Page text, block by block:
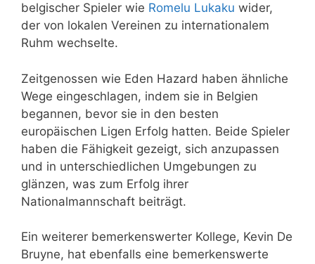
belgischer Spieler wie Romelu Lukaku wider,
der von lokalen Vereinen zu internationalem
Ruhm wechselte.
Zeitgenossen wie Eden Hazard haben ähnliche
Wege eingeschlagen, indem sie in Belgien
begannen, bevor sie in den besten
europäischen Ligen Erfolg hatten. Beide Spieler
haben die Fähigkeit gezeigt, sich anzupassen
und in unterschiedlichen Umgebungen zu
glänzen, was zum Erfolg ihrer
Nationalmannschaft beiträgt.
Ein weiterer bemerkenswerter Kollege, Kevin De
Bruyne, hat ebenfalls eine bemerkenswerte